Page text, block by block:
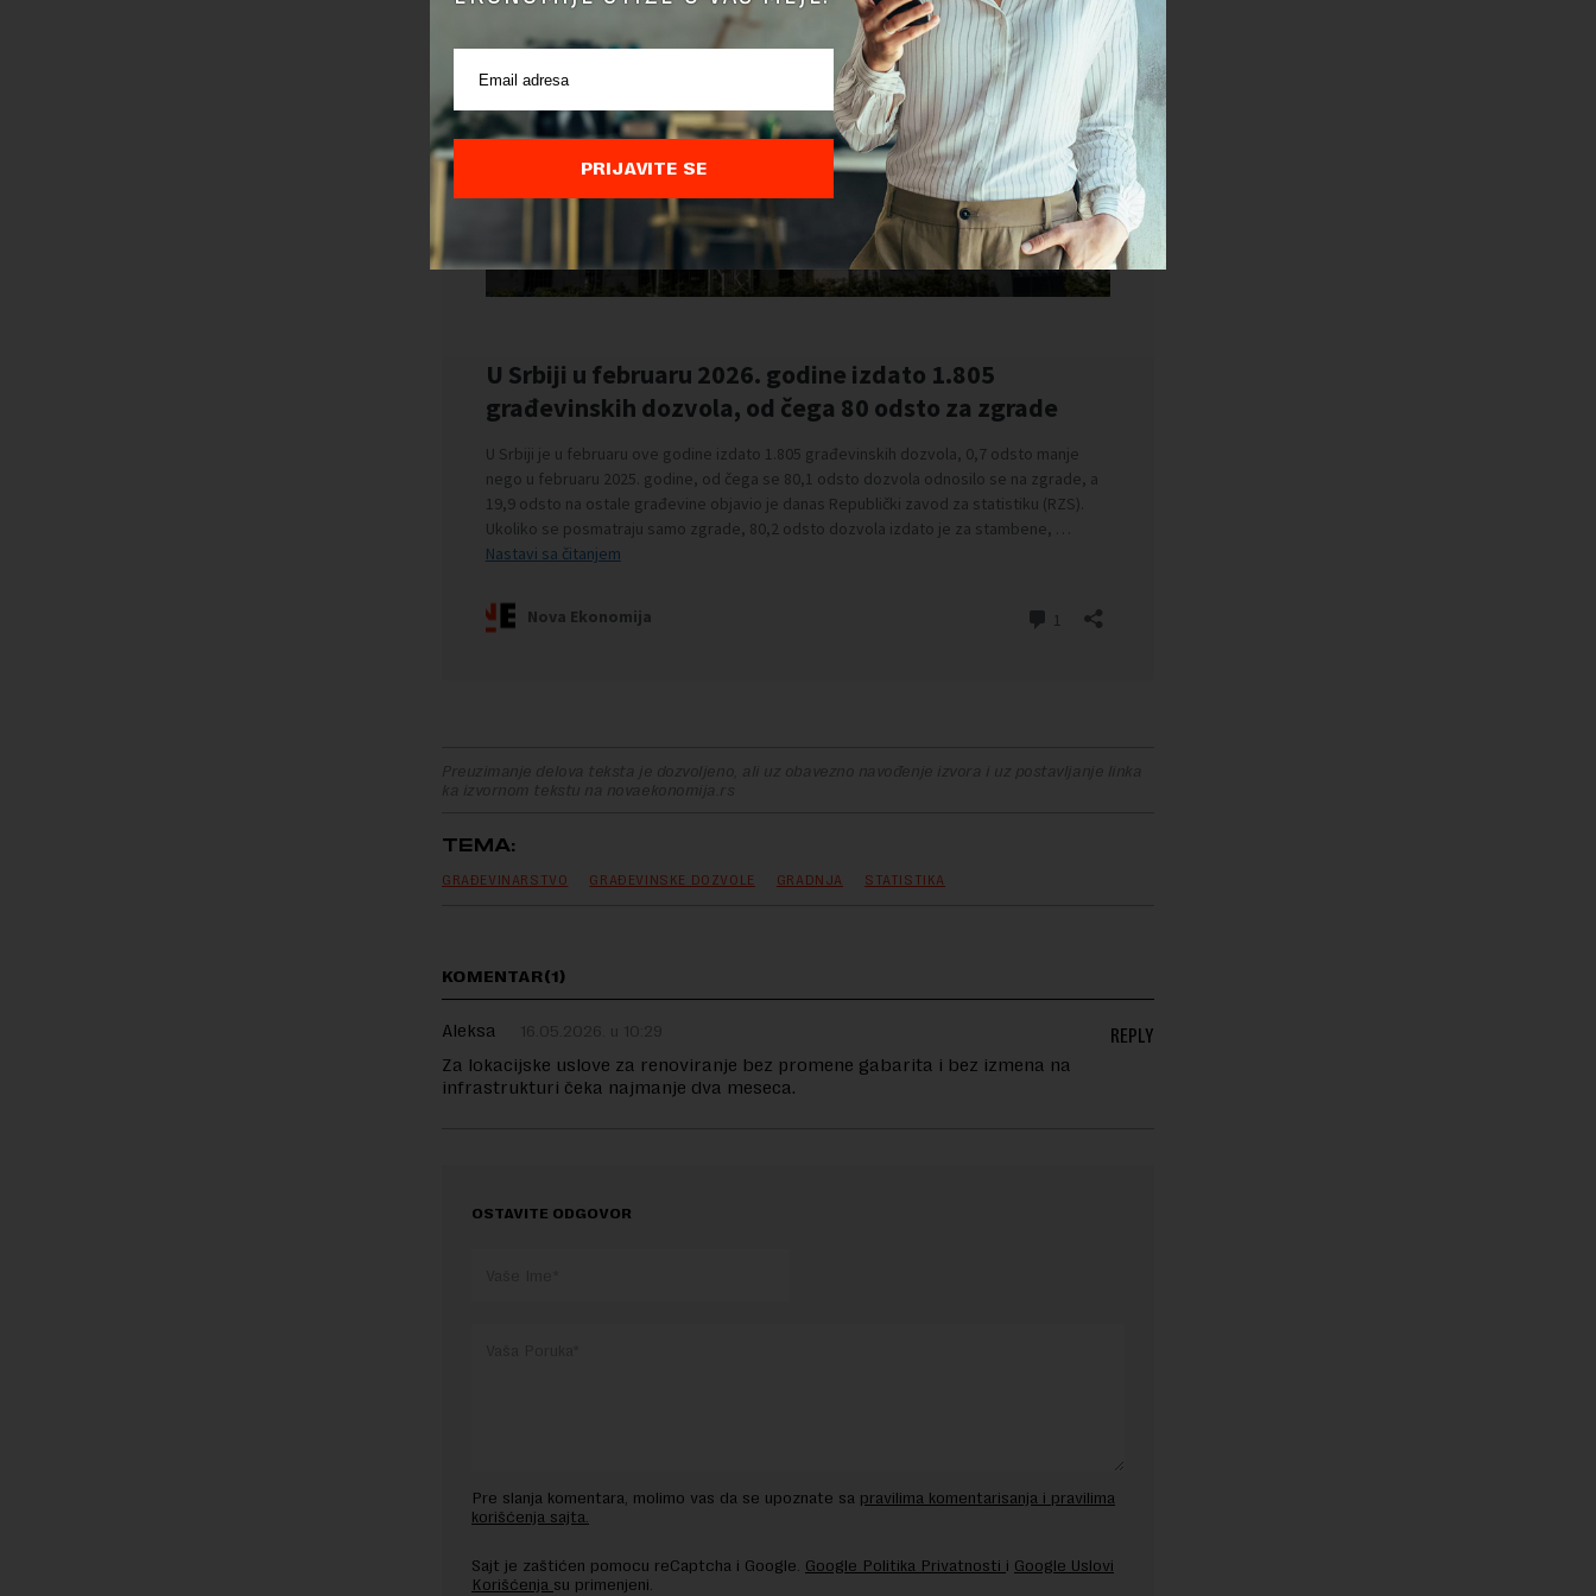
Preuzimanje delova teksta je dozvoljeno, ali uz obavezno navođenje izvora i uz postavljanje linka
ka izvornom tekstu na novaekonomija.rs
TEMA:
GRAĐEVINARSTVO GRAĐEVINSKE DOZVOLE GRADNJA STATISTIKA
KOMENTAR(1)
Aleksa 16.05.2026. u 10:29
Za lokacijske uslove za renoviranje bez promene gabarita i bez izmena na
infrastrukturi čeka najmanje dva meseca.
REPLY
OSTAVITE ODGOVOR
Pre slanja komentara, molimo vas da se upoznate sa pravilima komentarisanja i pravilima
korišćenja sajta.
Sajt je zaštićen pomocu reCaptcha i Google. Google Politika Privatnosti i Google Uslovi
Korišćenja su primenjeni.
PRIJAVITE SE